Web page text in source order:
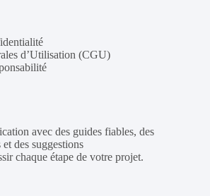
d’Utilisation (CGU)
avec des guides fiables, des
et des suggestions
chaque étape de votre projet.